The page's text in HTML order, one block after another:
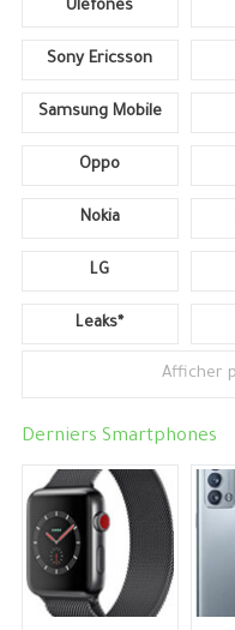
Ulefones
Sony Ericsson
Samsung Mobile
Oppo
Nokia
LG
Leaks*
Afficher
Derniers Smartphones